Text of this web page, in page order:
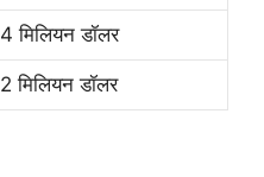
4 मिलियन डॉलर
2 मिलियन डॉलर